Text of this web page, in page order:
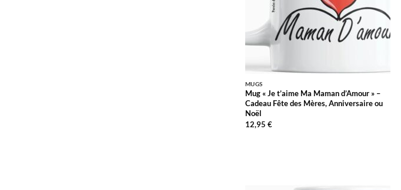
MUGS
Mug « Je t’aime Ma Maman d’Amour » –
Cadeau Fête des Mères, Anniversaire ou
Noël
12,95 €